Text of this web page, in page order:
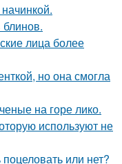
лица более
но она смогла
на горе лико.
используют не
или нет?